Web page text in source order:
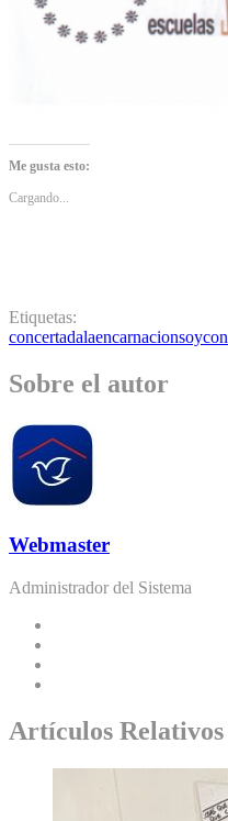
Me gusta esto:
Cargando...
Etiquetas:
concertadalaencarnacion
Sobre el autor
Webmaster
Administrador del Sistema
Artículos Relativos